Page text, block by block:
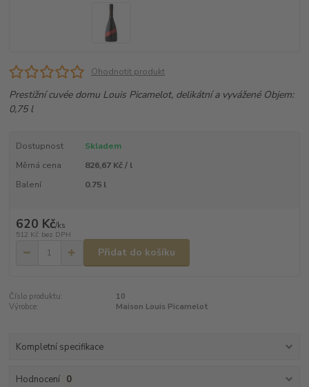
Ohodnotit produkt
Prestižní cuvée domu Louis Picamelot, delikátní a vyvážené Objem:
0,75 l
Dostupnost
Skladem
Měrná cena
826,67 Kč / l
Balení
0.75 l
620 Kč/ks
512 Kč bez DPH
Přidat do košíku
Číslo produktu:
10
Výrobce:
Maison Louis Picamelot
Kompletní specifikace
Hodnocení 0